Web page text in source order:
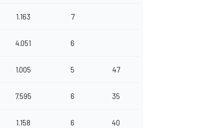
1.163 7
4.051 6
1.005 5 47
7.595 6 35
1.158 6 40